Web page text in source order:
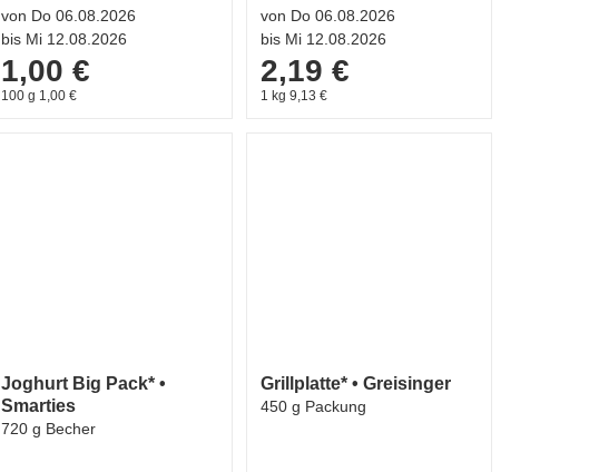
von Do 06.08.2026
bis Mi 12.08.2026
1,00 €
100 g 1,00 €
von Do 06.08.2026
bis Mi 12.08.2026
2,19 €
1 kg 9,13 €
Joghurt Big Pack* •
Smarties
720 g Becher
Grillplatte* • Greisinger
450 g Packung